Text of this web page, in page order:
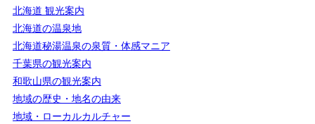
北海道 観光案内
北海道の温泉地
北海道秘湯温泉の泉質・体感マニア
千葉県の観光案内
和歌山県の観光案内
地域の歴史・地名の由来
地域・ローカルカルチャー